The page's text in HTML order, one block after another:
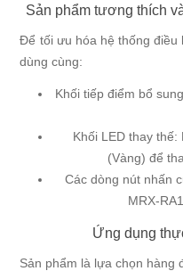
Sản phẩm tương thích
Để tối ưu hóa hệ thống điều
dùng cùng:
Khối tiếp điểm bổ
Khối LED thay thế:
(Vàng) để
Các dòng nút nhấn
MRX-
Ứng dụng
Sản phẩm là lựa chọn hàng